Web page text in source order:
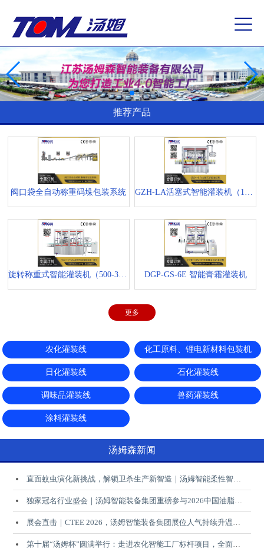
推荐产品
阀口袋全自动称重码垛包装系统 GZH-LA活塞式智能灌装机（1-5L）
旋转称重式智能灌装机（500-3000ml） DGP-GS-6E 智能膏霜灌装机
更多
农化灌装线 化工原料、锂电新材料包装机
日化灌装线 石化灌装线
调味品灌装线 兽药灌装线
涂料灌装线
汤姆森新闻
直面蚊虫演化新挑战，解锁卫杀生产新智造｜汤姆智能柔性智能解决方案赋能行业升级
独家冠名行业盛会｜汤姆智能装备集团重磅参与2026中国油脂液行业厂商大会，共启产业智能升级新未来
展会直击｜CTEE 2026，汤姆智能装备集团展位人气持续升温，诚邀您莅临现场交流！
第十届“汤姆杯”圆满举行：走进农化智能工厂标杆项目，全面见证汤姆智能装备集团EPCM综合实力